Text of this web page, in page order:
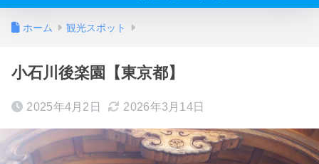
ホーム 観光スポット
小石川後楽園【東京都】
2025年4月2日 2026年3月14日